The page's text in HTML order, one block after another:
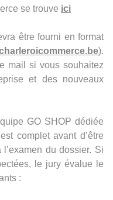
se trouve ici
être fourni en format
).
mail si vous souhaitez
et des nouveaux
GO SHOP dédiée
complet avant d’être
du dossier. Si
le jury évalue le
: